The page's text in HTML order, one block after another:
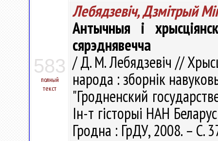
583
полный
текст
Лебядзевіч, Дзмітрый
Антычныя і
сярэднявечча
/ Д. М. Лебядзевіч //
народа : зборнік
"Гродненский
Ін-т гісторыі НАН
Гродна : ГрДУ, 2008. – С.